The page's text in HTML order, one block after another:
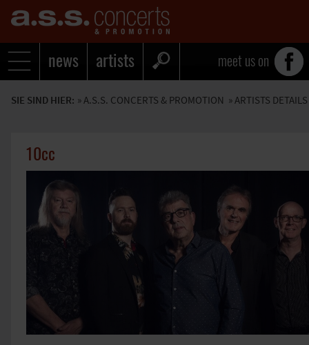
news artists meet us on
SIE SIND HIER: »A.S.S. CONCERTS & PROMOTION » ARTISTS DETAILS
10cc